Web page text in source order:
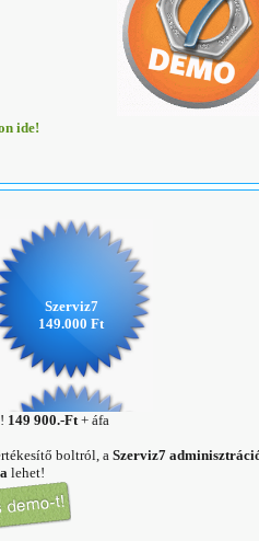
ide!
Szerviz7
149.000 Ft
149 900.-Ft+ áfa
boltról, a Szerviz7
lehet!